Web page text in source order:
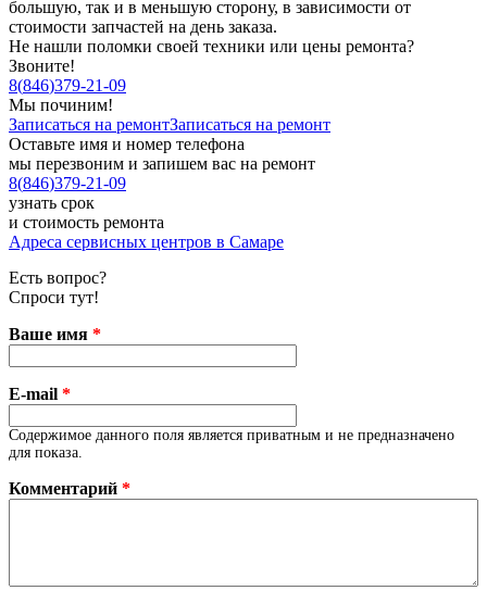
большую, так и в меньшую сторону, в зависимости от
стоимости запчастей на день заказа.
Не нашли поломки своей техники или цены ремонта?
Звоните!
8(846)379-21-09
Мы починим!
Записаться на ремонтЗаписаться на ремонт
Оставьте имя и номер телефона
мы перезвоним и запишем вас на ремонт
8(846)379-21-09
узнать срок
и стоимость ремонта
Адреса сервисных центров в Самаре
Есть вопрос?
Спроси тут!
Ваше имя *
E-mail *
Содержимое данного поля является приватным и не предназначено
для показа.
Комментарий *